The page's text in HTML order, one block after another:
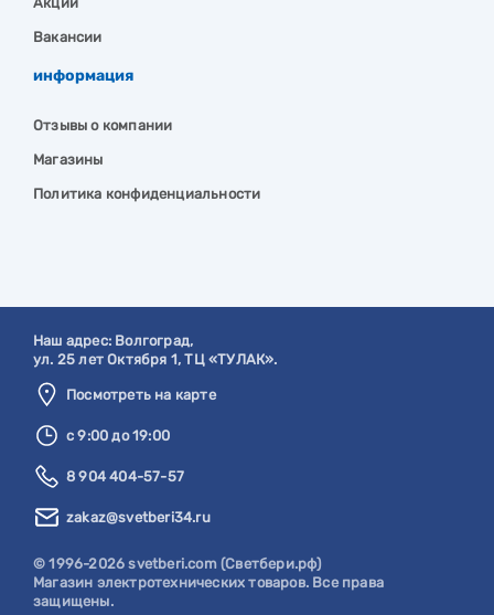
Вакансии
информация
Отзывы о компании
Магазины
Политика конфиденциальности
Наш адрес: Волгоград,
ул. 25 лет Октября 1, ТЦ «ТУЛАК».
Посмотреть на карте
с 9:00 до 19:00
8 904 404-57-57
zakaz@svetberi34.ru
© 1996-2026 svetberi.com (Светбери.рф)
Магазин электротехнических товаров. Все права
защищены.